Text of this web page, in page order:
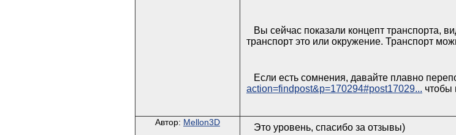
Вы сейчас показали концепт транспорта,
транспорт это или окружение. Транспорт
Если есть сомнения, давайте плавно
action=findpost&p=170294#post17029... чтобы
Автор: Mellon3D Это уровень, спасибо за отзывы)